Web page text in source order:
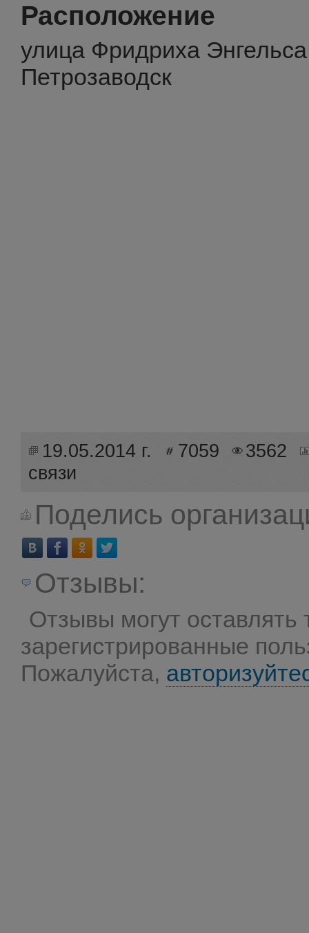
Расположение
улица Фридриха
Петрозаводск
19.05.2014 г. 7059
3562
связи
Поделись
Отзывы:
Отзывы могут оставлять
зарегистрированные
Пожалуйста,